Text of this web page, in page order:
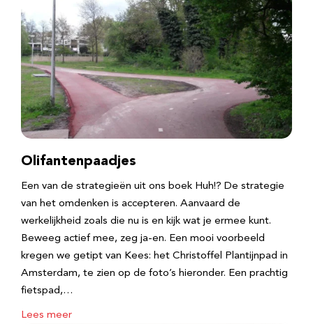
Olifantenpaadjes
Een van de strategieën uit ons boek Huh!? De strategie
van het omdenken is accepteren. Aanvaard de
werkelijkheid zoals die nu is en kijk wat je ermee kunt.
Beweeg actief mee, zeg ja-en. Een mooi voorbeeld
kregen we getipt van Kees: het Christoffel Plantijnpad in
Amsterdam, te zien op de foto’s hieronder. Een prachtig
fietspad,…
Lees meer